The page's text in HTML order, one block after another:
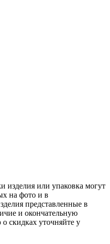
изделия или упаковка могут
на фото и в
представленные в
и окончательную
скидках уточняйте у